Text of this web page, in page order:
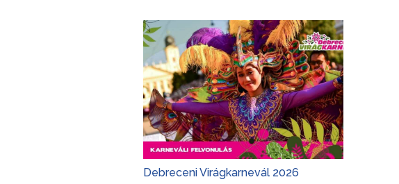
Debreceni Virágkarnevál 2026